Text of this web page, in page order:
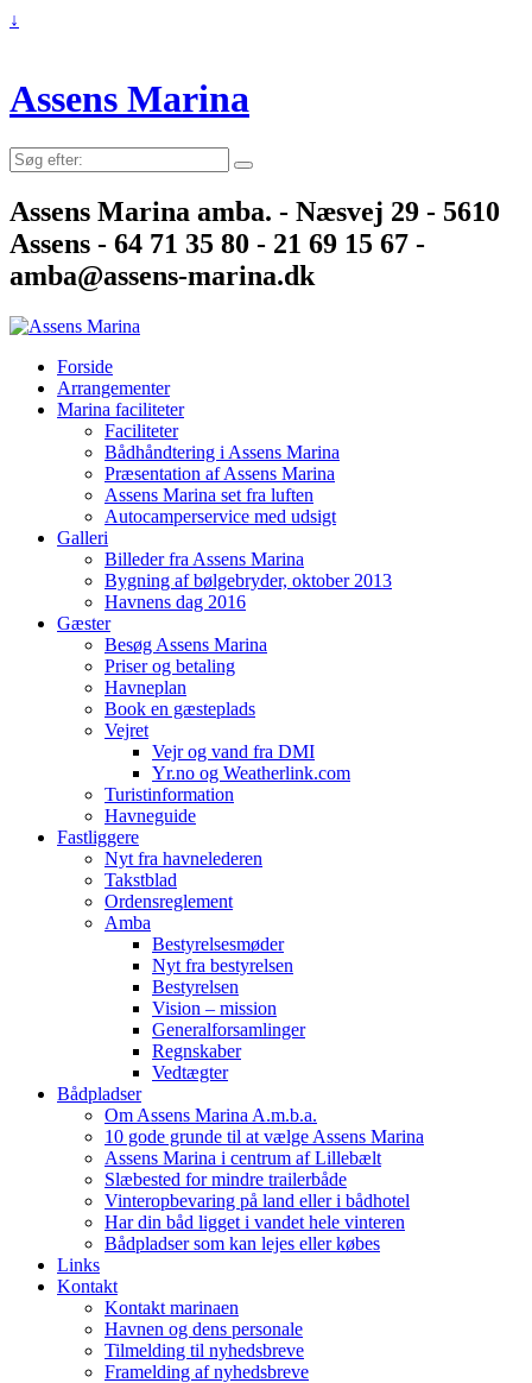
↓
Assens Marina
Søg
efter:
Assens Marina amba. - Næsvej 29 - 5610
Assens - 64 71 35 80 - 21 69 15 67 -
amba@assens-marina.dk
Forside
Arrangementer
Marina faciliteter
Faciliteter
Bådhåndtering i Assens Marina
Præsentation af Assens Marina
Assens Marina set fra luften
Autocamperservice med udsigt
Galleri
Billeder fra Assens Marina
Bygning af bølgebryder, oktober 2013
Havnens dag 2016
Gæster
Besøg Assens Marina
Priser og betaling
Havneplan
Book en gæsteplads
Vejret
Vejr og vand fra DMI
Yr.no og Weatherlink.com
Turistinformation
Havneguide
Fastliggere
Nyt fra havnelederen
Takstblad
Ordensreglement
Amba
Bestyrelsesmøder
Nyt fra bestyrelsen
Bestyrelsen
Vision – mission
Generalforsamlinger
Regnskaber
Vedtægter
Bådpladser
Om Assens Marina A.m.b.a.
10 gode grunde til at vælge Assens Marina
Assens Marina i centrum af Lillebælt
Slæbested for mindre trailerbåde
Vinteropbevaring på land eller i bådhotel
Har din båd ligget i vandet hele vinteren
Bådpladser som kan lejes eller købes
Links
Kontakt
Kontakt marinaen
Havnen og dens personale
Tilmelding til nyhedsbreve
Framelding af nyhedsbreve